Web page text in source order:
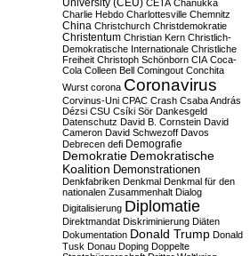
University (CEU) CETA Chanukka
Charlie Hebdo Charlottesville Chemnitz
China Christchurch Christdemokratie
Christentum Christian Kern Christlich-
Demokratische Internationale Christliche
Freiheit Christoph Schönborn CIA Coca-
Cola Colleen Bell Comingout Conchita
Wurst corona Coronavirus
Corvinus-Uni CPAC Crash Csaba András
Dézsi CSU Csíki Sör Dankesgeld
Datenschutz David B. Cornstein David
Cameron David Schwezoff Davos
Debrecen defi Demografie
Demokratie Demokratische
Koalition Demonstrationen
Denkfabriken Denkmal Denkmal für den
nationalen Zusammenhalt Dialog
Digitalisierung Diplomatie
Direktmandat Diskriminierung Diäten
Dokumentation Donald Trump Donald
Tusk Donau Doping Doppelte